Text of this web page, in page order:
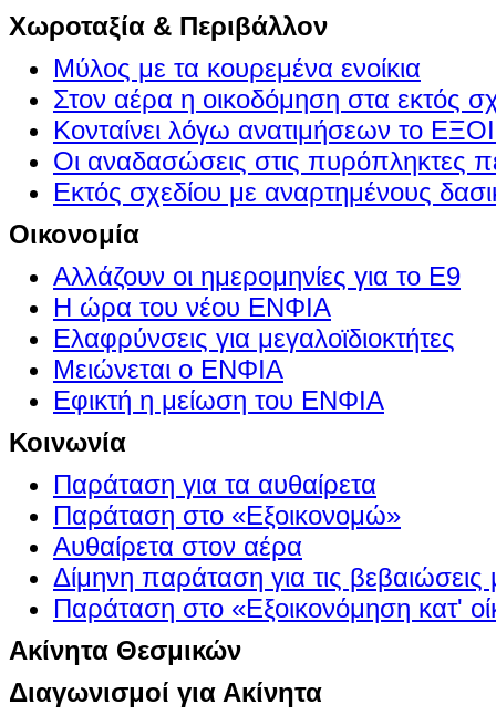
Χωροταξία & Περιβάλλον
Μύλος με τα κουρεμένα ενοίκια
Στον αέρα η οικοδόμηση στα εκτός
Κονταίνει λόγω ανατιμήσεων το
Οι αναδασώσεις στις πυρόπληκτες
Εκτός σχεδίου με αναρτημένους
Οικονομία
Αλλάζουν οι ημερομηνίες για το Ε9
Η ώρα του νέου ΕΝΦΙΑ
Ελαφρύνσεις για μεγαλοϊδιοκτήτες
Μειώνεται ο ΕΝΦΙΑ
Εφικτή η μείωση του ΕΝΦΙΑ
Κοινωνία
Παράταση για τα αυθαίρετα
Παράταση στο «Εξοικονομώ»
Αυθαίρετα στον αέρα
Δίμηνη παράταση για τις βεβαιώσεις
Παράταση στο «Εξοικονόμηση κατ'
Ακίνητα Θεσμικών
Διαγωνισμοί για Ακίνητα